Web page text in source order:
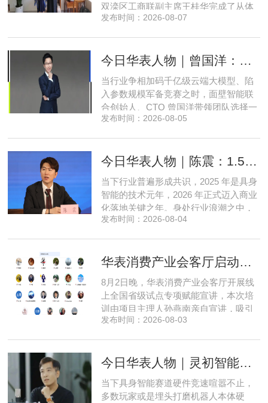
双滦区工商联副主席王桂华完成了从体
制内从业者、玉石珠宝创业者，到地产
来，三四线城市创业最忌讳浮躁跟风、
立足本地需求顺势迭代，方能穿
发布时间：2026-08-07
当行业争相加码千亿级云端大模型、陷
入参数规模军备竞赛之时，面壁智能联
合创始人、CTO 曾国洋带领团队选择一
条小众赛道：深耕端侧轻量化大模型，
的技术深耕与严谨的工程思维，走出国
布局中，自然流畅的全模态
发布时间：2026-08-05
当下行业普遍形成共识，2025 年是具身
智能的技术元年，2026 年正式迈入商业
化落地关键之年。身处行业浪潮之中，
享刻智能创始人、CEO 陈震表示，当前
长久，这也是享刻智能自创立之初便坚
创始人、CEO 陈震纵观当前具
发布时间：2026-08-04
8月2日晚，华表消费产业会客厅开展线
上全国省级试点专项赋能宣讲，本次培
训由项目主理人孙燕南亲自宣讲，吸引
了来自贵州、河北、北京、天津、常
间盘活、私域变现、稳现金流搭建、试
现状，深度剖析行业双重发展困境
发布时间：2026-08-03
今日华表人物｜灵初智能CEO王启斌：押注千万级数据解锁具身智能质变
当下具身智能赛道硬件竞速喧嚣不止，
多数玩家或是埋头打磨机器人本体硬